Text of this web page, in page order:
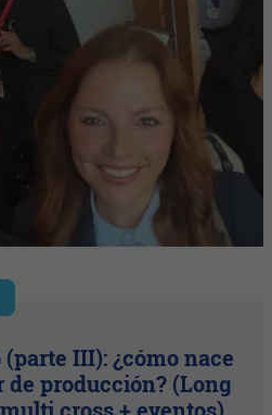
(parte III): ¿cómo nace
de producción? (Long